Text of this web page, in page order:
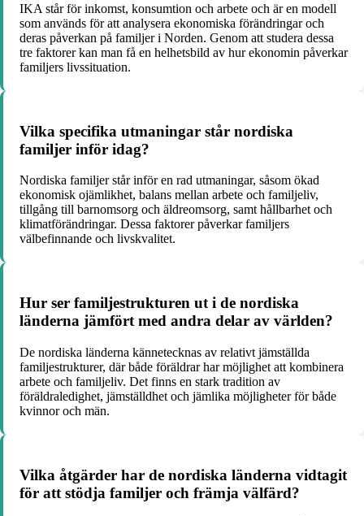
IKA står för inkomst, konsumtion och arbete och är en modell
som används för att analysera ekonomiska förändringar och
deras påverkan på familjer i Norden. Genom att studera dessa
tre faktorer kan man få en helhetsbild av hur ekonomin påverkar
familjers livssituation.
Vilka specifika utmaningar står nordiska
familjer inför idag?
Nordiska familjer står inför en rad utmaningar, såsom ökad
ekonomisk ojämlikhet, balans mellan arbete och familjeliv,
tillgång till barnomsorg och äldreomsorg, samt hållbarhet och
klimatförändringar. Dessa faktorer påverkar familjers
välbefinnande och livskvalitet.
Hur ser familjestrukturen ut i de nordiska
länderna jämfört med andra delar av världen?
De nordiska länderna kännetecknas av relativt jämställda
familjestrukturer, där både föräldrar har möjlighet att kombinera
arbete och familjeliv. Det finns en stark tradition av
föräldraledighet, jämställdhet och jämlika möjligheter för både
kvinnor och män.
Vilka åtgärder har de nordiska länderna vidtagit
för att stödja familjer och främja välfärd?